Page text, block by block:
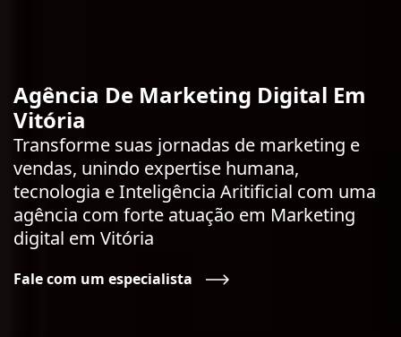
Agência De Marketing Digital Em
Vitória
Transforme suas jornadas de marketing e
vendas, unindo expertise humana,
tecnologia e Inteligência Aritificial com uma
agência com forte atuação em Marketing
digital em Vitória
Fale com um especialista